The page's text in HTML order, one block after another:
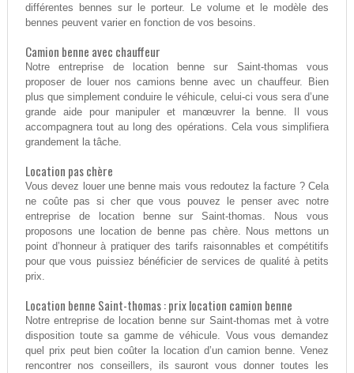
différentes bennes sur le porteur. Le volume et le modèle des
bennes peuvent varier en fonction de vos besoins.
Camion benne avec chauffeur
Notre entreprise de location benne sur Saint-thomas vous
proposer de louer nos camions benne avec un chauffeur. Bien
plus que simplement conduire le véhicule, celui-ci vous sera d’une
grande aide pour manipuler et manœuvrer la benne. Il vous
accompagnera tout au long des opérations. Cela vous simplifiera
grandement la tâche.
Location pas chère
Vous devez louer une benne mais vous redoutez la facture ? Cela
ne coûte pas si cher que vous pouvez le penser avec notre
entreprise de location benne sur Saint-thomas. Nous vous
proposons une location de benne pas chère. Nous mettons un
point d’honneur à pratiquer des tarifs raisonnables et compétitifs
pour que vous puissiez bénéficier de services de qualité à petits
prix.
Location benne Saint-thomas : prix location camion benne
Notre entreprise de location benne sur Saint-thomas met à votre
disposition toute sa gamme de véhicule. Vous vous demandez
quel prix peut bien coûter la location d’un camion benne. Venez
rencontrer nos conseillers, ils sauront vous donner toutes les